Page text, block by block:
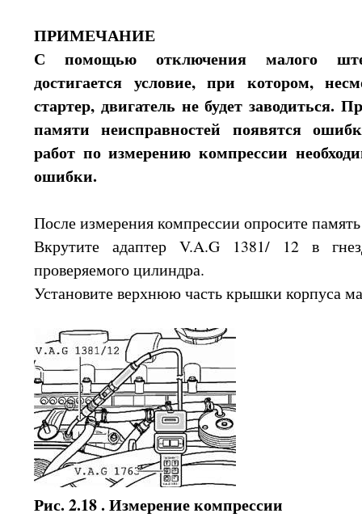
ПРИМЕЧАНИЕ
С помощью отключения малого
достигается условие, при котором,
стартер, двигатель не будет заводиться.
памяти неисправностей появятся
работ по измерению компрессии
ошибки.
После измерения компрессии опросите
Вкрутите адаптер V.A.G 1381/ 12 в
проверяемого цилиндра.
Установите верхнюю часть крышки корпуса
Рис. 2.18 . Измерение компрессии